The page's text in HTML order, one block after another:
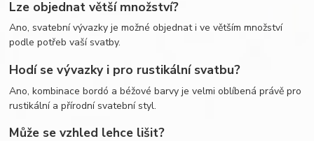
Lze objednat větší množství?
Ano, svatební vývazky je možné objednat i ve větším množství
podle potřeb vaší svatby.
Hodí se vývazky i pro rustikální svatbu?
Ano, kombinace bordó a béžové barvy je velmi oblíbená právě pro
rustikální a přírodní svatební styl.
Může se vzhled lehce lišit?